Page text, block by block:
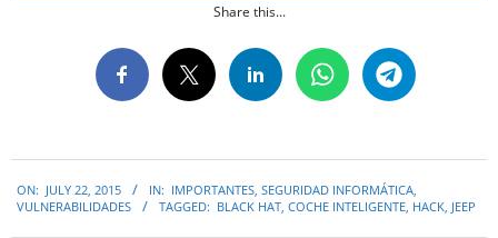
Share this...
07-
ON: JULY 22, 2015 IN: IMPORTANTES, SEGURIDAD INFORMÁTICA,
VULNERABILIDADES
TAGGED: BLACK HAT, COCHE INTELIGENTE, HACK, JEEP